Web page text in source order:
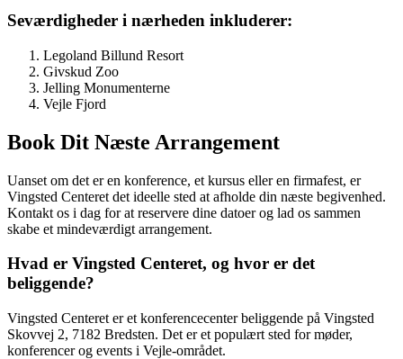
Seværdigheder i nærheden inkluderer:
Legoland Billund Resort
Givskud Zoo
Jelling Monumenterne
Vejle Fjord
Book Dit Næste Arrangement
Uanset om det er en konference, et kursus eller en firmafest, er
Vingsted Centeret det ideelle sted at afholde din næste begivenhed.
Kontakt os i dag for at reservere dine datoer og lad os sammen
skabe et mindeværdigt arrangement.
Hvad er Vingsted Centeret, og hvor er det
beliggende?
Vingsted Centeret er et konferencecenter beliggende på Vingsted
Skovvej 2, 7182 Bredsten. Det er et populært sted for møder,
konferencer og events i Vejle-området.